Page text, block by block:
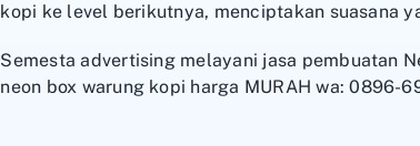
kopi ke level berikutnya, menciptakan suasana
Semesta advertising melayani jasa pembuatan
neon box warung kopi harga MURAH wa: 0896-